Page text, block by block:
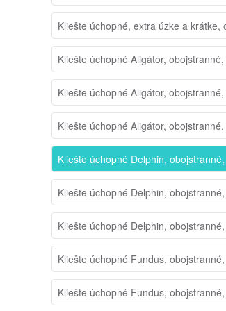
Kliešte úchopné, extra úzke a
Kliešte úchopné Aligátor,
Kliešte úchopné Aligátor,
Kliešte úchopné Aligátor,
Kliešte úchopné Delphin,
Kliešte úchopné Delphin,
Kliešte úchopné Delphin,
Kliešte úchopné Fundus,
Kliešte úchopné Fundus,